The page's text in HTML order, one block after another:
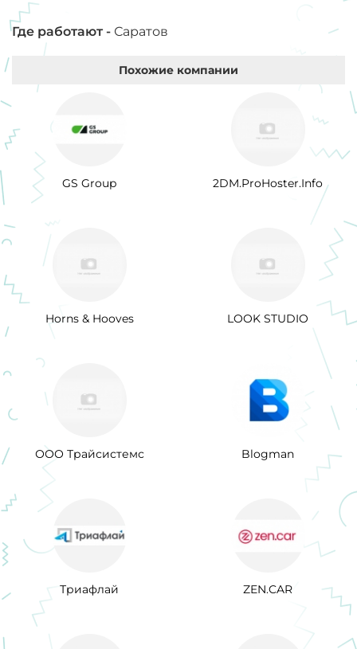
Где работают - Саратов
Похожие компании
GS Group 2DM.ProHoster.Info
Horns & Hooves LOOK STUDIO
ООО Трайсистемс Blogman
Триафлай ZEN.CAR